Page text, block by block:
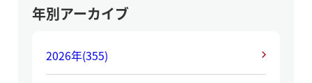
年別アーカイブ
2026年(355)